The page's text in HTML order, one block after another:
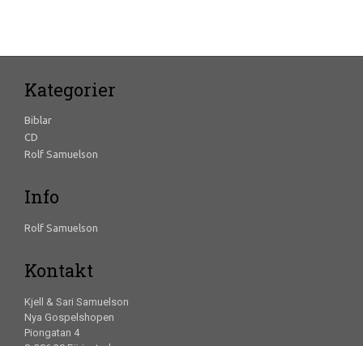
Kategorier
Biblar
CD
Rolf Samuelson
Info
Rolf Samuelson
Kontakt
Kjell & Sari Samuelson
Nya Gospelshopen
Piongatan 4